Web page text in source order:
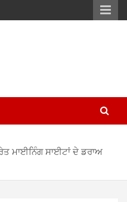
ਮਾਈਨਿੰਗ ਸਾਈਟਾਂ ਦੇ ਡਰਾਅ